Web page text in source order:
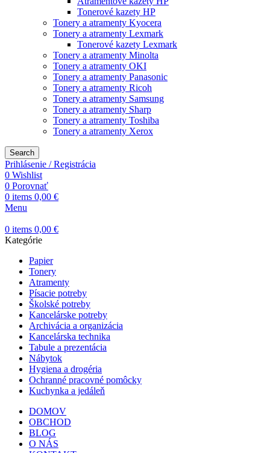
Tonerové kazety HP
Tonery a atramenty Kyocera
Tonery a atramenty Lexmark
Tonerové kazety Lexmark
Tonery a atramenty Minolta
Tonery a atramenty OKI
Tonery a atramenty Panasonic
Tonery a atramenty Ricoh
Tonery a atramenty Samsung
Tonery a atramenty Sharp
Tonery a atramenty Toshiba
Tonery a atramenty Xerox
Search
Prihlásenie / Registrácia
0 Wishlist
0 Porovnať
0 items 0,00 €
Menu
0 items 0,00 €
Kategórie
Papier
Tonery
Atramenty
Písacie potreby
Školské potreby
Kancelárske potreby
Archivácia a organizácia
Kancelárska technika
Tabule a prezentácia
Nábytok
Hygiena a drogéria
Ochranné pracovné pomôcky
Kuchynka a jedáleň
DOMOV
OBCHOD
BLOG
O NÁS